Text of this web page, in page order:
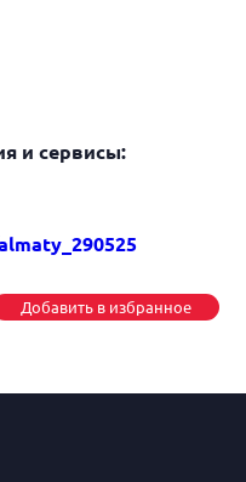
и сервисы:
Добавить в избранное